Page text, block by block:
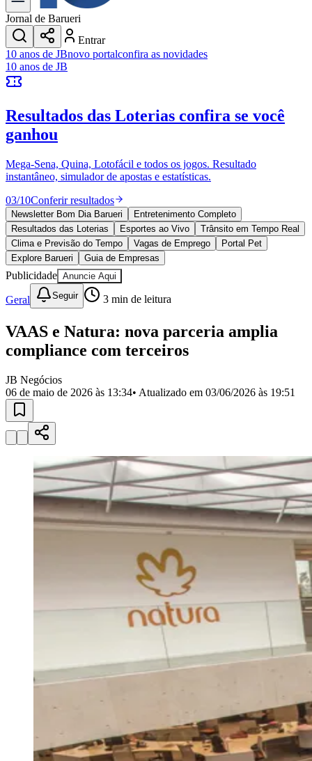
Dia a Dia & Lazer
Transportes
Gastronomia
Cinema & Shows
JogosNovo
Anuncie no Portal
Cadastrar Empresa
Divulgar Vagas
Política
Esportes
Saúde
Segurança
Cultura
Meio Ambiente
Obras
Educação
Bairros de Barueri
Selecione sua regiãoPara notícias da sua região
JubranBelval
VistaCalifórniaCarapicuíbaCentroChácaras MarcoCidades da
Região
Militar
Califórnia Jardim dos Altos
Esperança Jardim Graziela
MutingaJardim ParaísoJardim PaulistaJardim ReginaliceJardim São
Jardim São PedroJardim São SilvestreJardim SilveiraJardim
Jardim TupanciMutingaNova AldeinhaOsascoParque dos
CamargosParque ImperialParque Santa LuziaParque VianaPirapora
do Bom JesusRecanto PhrynéaSantana de
ParnaíbaSilveiraTamboréVale do SolVila BarrosVila Boa VistaVila
Vila Nossa Sra. da
Segurança Regional
Hospitais Estaduais
Parques & Represas
Santana de ParnaíbaOsascoCarapicuíba JandiraItapeviCotiaPirapora
do Bom JesusAraçariguamaCajamarCaieiras Franco da
Jornal de Barueri
Entrar
10 anos de JBnovo portalconfira as novidades
10 anos de JB
Resultados das Loterias confira se você
ganhou
Mega-Sena, Quina, Lotofácil e todos os jogos. Resultado
instantâneo, simulador de apostas e estatísticas.
03/10Conferir resultados
Newsletter Bom Dia Barueri
Entretenimento Completo
Resultados das Loterias
Esportes ao Vivo
Trânsito em Tempo Real
Clima e Previsão do Tempo
Vagas de Emprego
Portal Pet
Explore Barueri
Guia de Empresas
Publicidade Anuncie Aqui
Geral Seguir 3 min de leitura
VAAS e Natura: nova parceria amplia
compliance com terceiros
JB Negócios
06 de maio de 2026 às 13:34• Atualizado em 03/06/2026 às 19:51